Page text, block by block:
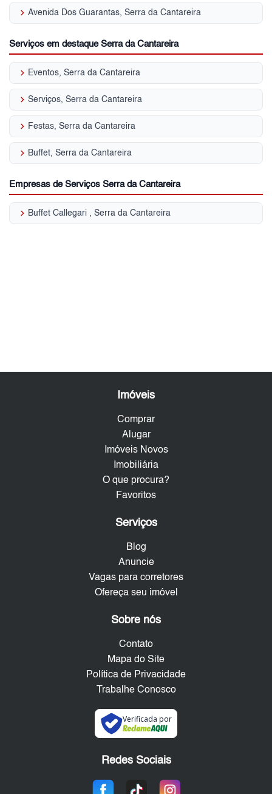
keyboard_arrow_right Avenida Dos Guarantas, Serra da Cantareira
Serviços em destaque Serra da Cantareira
keyboard_arrow_right Eventos, Serra da Cantareira
keyboard_arrow_right Serviços, Serra da Cantareira
keyboard_arrow_right Festas, Serra da Cantareira
keyboard_arrow_right Buffet, Serra da Cantareira
Empresas de Serviços Serra da Cantareira
keyboard_arrow_right Buffet Callegari , Serra da Cantareira
Imóveis
Comprar
Alugar
Imóveis Novos
Imobiliária
O que procura?
Favoritos
Serviços
Blog
Anuncie
Vagas para corretores
Ofereça seu imóvel
Sobre nós
Contato
Mapa do Site
Política de Privacidade
Trabalhe Conosco
Verificada por
Redes Sociais